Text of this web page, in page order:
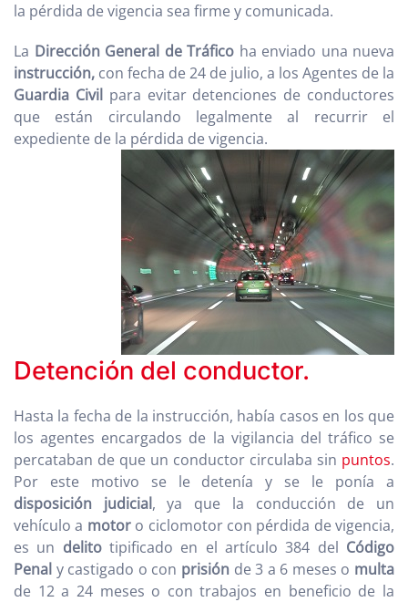
la pérdida de vigencia sea firme y comunicada.
La Dirección General de Tráfico ha enviado una nueva
instrucción, con fecha de 24 de julio, a los Agentes de la
Guardia Civil para evitar detenciones de conductores
que están circulando legalmente al recurrir el
expediente de la pérdida de vigencia.
Detención del conductor.
Hasta la fecha de la instrucción, había casos en los que
los agentes encargados de la vigilancia del tráfico se
percataban de que un conductor circulaba sin puntos.
Por este motivo se le detenía y se le ponía a
disposición judicial, ya que la conducción de un
vehículo a motoro ciclomotor con pérdida de vigencia,
es un delitotipificado en el artículo 384 del Código
Penal y castigado o con prisiónde 3 a 6 meses o multa
de 12 a 24 meses o con trabajos en beneficio de la